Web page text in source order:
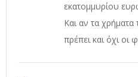
εκατομμυρίου
Και αν τα
πρέπει και όχι οι